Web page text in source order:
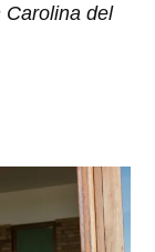
Carolina del